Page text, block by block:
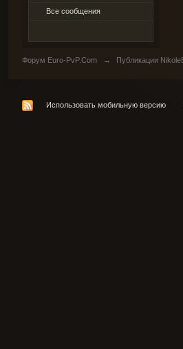
Все сообщения
Форум Euro-PvP.Com → Публикации
Использовать мобильную версию